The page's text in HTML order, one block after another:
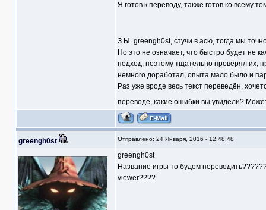
Я готов к переводу, также готов ко всему
З.Ы. greengh0st, стучи в асю, тогда мы
Но это не означает, что быстро будет не
подход, поэтому тщательно проверял их,
немного доработал, опыта мало было и
Раз уже вроде весь текст переведён,
переводе, какие ошибки вы увидели?
greengh0st Отправлено: 24 Января, 2016 - 12:48:48
greengh0st
Название игры то будем
viewer????